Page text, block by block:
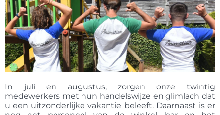
In juli en augustus, zorgen onze twintig
medewerkers met hun handelswijze en glimlach dat
u een uitzonderlijke vakantie beleeft. Daarnaast is er